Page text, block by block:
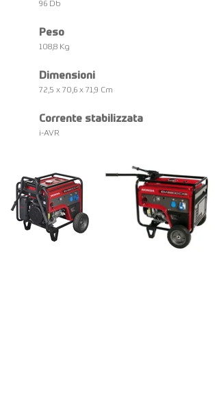
96 Db
Peso
108,8 Kg
Dimensioni
72,5 x 70,6 x 71,9 Cm
Corrente stabilizzata
i-AVR